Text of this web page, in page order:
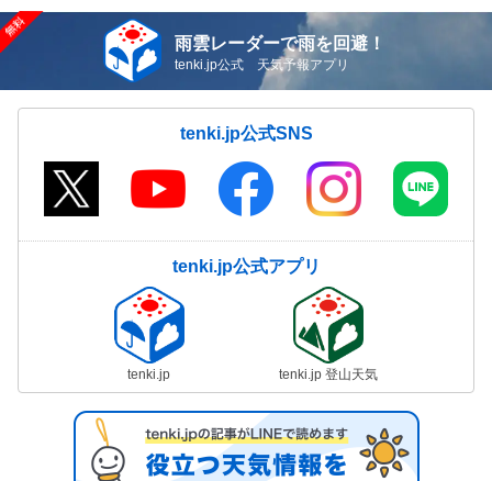
雨雲レーダーで雨を回避！
tenki.jp公式 天気予報アプリ
tenki.jp公式SNS
tenki.jp公式アプリ
tenki.jp tenki.jp 登山天気